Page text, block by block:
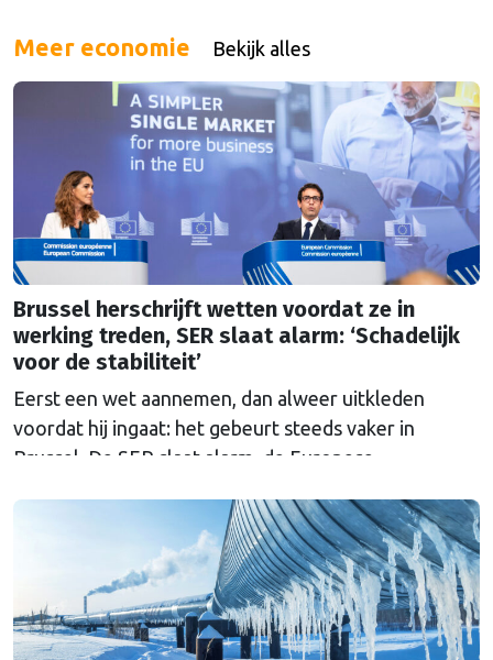
Meer economie Bekijk alles
Brussel herschrijft wetten voordat ze in
werking treden, SER slaat alarm: ‘Schadelijk
voor de stabiliteit’
Eerst een wet aannemen, dan alweer uitkleden
voordat hij ingaat: het gebeurt steeds vaker in
Brussel. De SER slaat alarm, de Europese